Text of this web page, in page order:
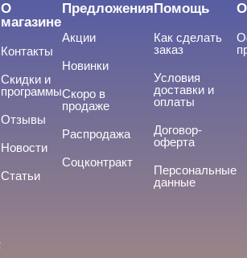
Cвернуть
О
магазине
Контакты
Скидки и
программы
Отзывы
Новости
Статьи
Предложения
Акции
Новинки
Скоро в
продаже
Распродажа
Соцконтракт
Помощь
Как сделать
заказ
Условия
доставки и
оплаты
Договор-
оферта
Персональные
данные